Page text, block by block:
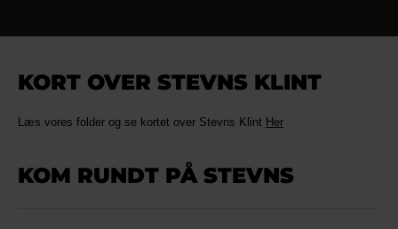
KORT OVER STEVNS KLINT
Læs vores folder og se kortet over Stevns Klint Her
KOM RUNDT PÅ STEVNS